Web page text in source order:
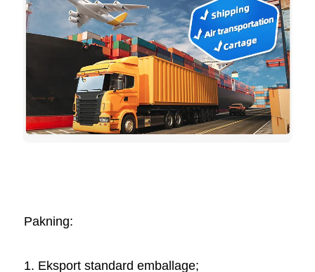
Pakning:
1. Eksport standard emballage;